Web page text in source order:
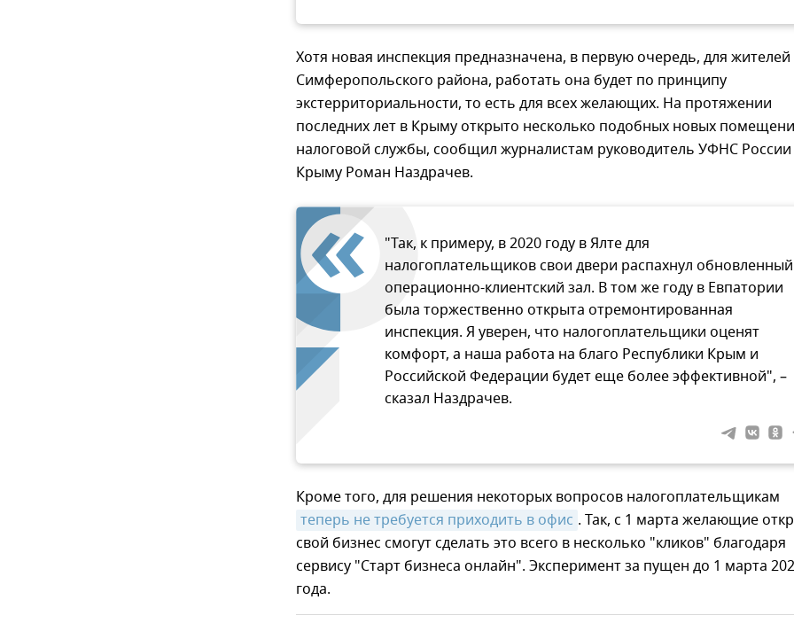
Хотя новая инспекция предназначена, в первую очередь, для жителей
Симферопольского района, работать она будет по принципу
экстерриториальности, то есть для всех желающих. На протяжении
последних лет в Крыму открыто несколько подобных новых
налоговой службы, сообщил журналистам руководитель УФНС
Крыму Роман Наздрачев.
"Так, к примеру, в 2020 году в Ялте для
налогоплательщиков свои двери распахнул обновленный
операционно-клиентский зал. В том же году в Евпатории
была торжественно открыта отремонтированная
инспекция. Я уверен, что налогоплательщики оценят
комфорт, а наша работа на благо Республики Крым и
Российской Федерации будет еще более эффективной", –
сказал Наздрачев.
Кроме того, для решения некоторых вопросов налогоплательщикам
теперь не требуется приходить в офис . Так, с 1 марта желающие
свой бизнес смогут сделать это всего в несколько "кликов" благодаря
сервису "Старт бизнеса онлайн". Эксперимент за пущен до 1 марта
года.